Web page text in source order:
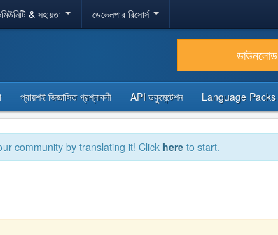
& সহায়তা ডেভেলপার রিসোর্স
ডাউনলোড
প্রায়শই জিজ্ঞাসিত প্রশ্নাবলী API ডকুমেন্টেশন Language Packs
community by translating it! Click here to start.